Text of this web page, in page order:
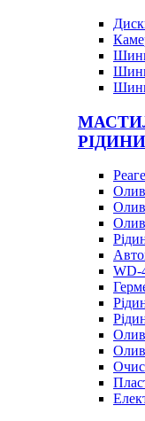
Шини
РІДИНИ
WD-